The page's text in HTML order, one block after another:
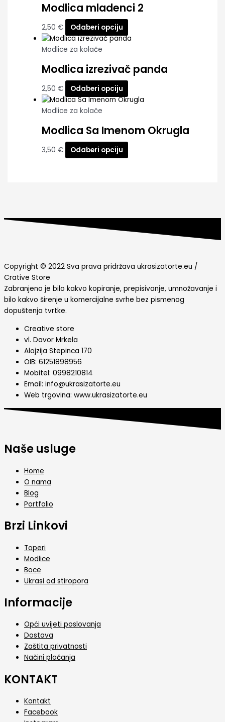
Modlica mladenci 2
2,50 € Odaberi opciju
Modlice za kolače
Modlica izrezivač panda
2,50 € Odaberi opciju
Modlice za kolače
Modlica Sa Imenom Okrugla
3,50 € Odaberi opciju
Copyright © 2022 Sva prava pridržava ukrasizatorte.eu /
Crative Store
Zabranjeno je bilo kakvo kopiranje, prepisivanje, umnožavanje i
bilo kakvo širenje u komercijalne svrhe bez pismenog
dopuštenja tvrtke.
Creative store
vl. Davor Mrkela
Alojzija Stepinca 170
OIB: 61251898956
Mobitel: 0998210814
Email: info@ukrasizatorte.eu
Web trgovina: www.ukrasizatorte.eu
Naše usluge
Home
O nama
Blog
Portfolio
Brzi Linkovi
Toperi
Modlice
Boce
Ukrasi od stiropora
Informacije
Opći uvijeti poslovanja
Dostava
Zaštita privatnosti
Načini plačanja
KONTAKT
Kontakt
Facebook